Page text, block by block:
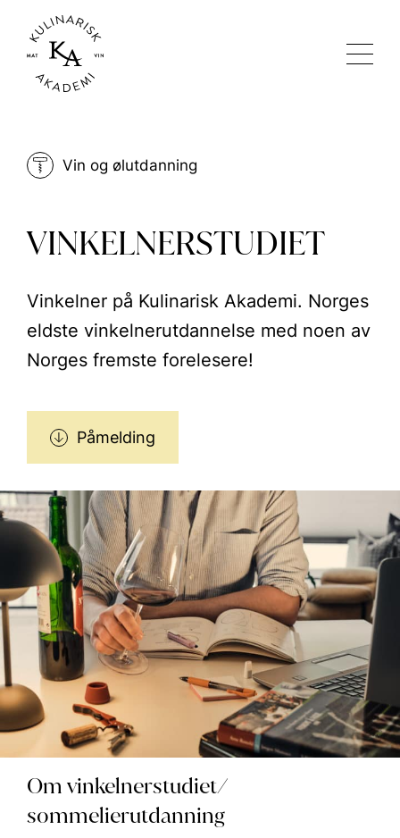
Vin og ølutdanning
VINKELNERSTUDIET
Vinkelner på Kulinarisk Akademi. Norges
eldste vinkelnerutdannelse med noen av
Norges fremste forelesere!
Påmelding
Om vinkelnerstudiet/
sommelierutdanning